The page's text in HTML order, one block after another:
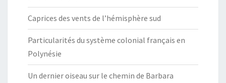
Caprices des vents de l’hémisphère sud
Particularités du système colonial français en
Polynésie
Un dernier oiseau sur le chemin de Barbara